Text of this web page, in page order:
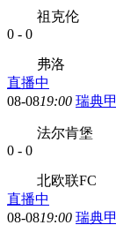
祖克伦
0 - 0
弗洛
直播中
08-0819:00 瑞典甲
法尔肯堡
0 - 0
北欧联FC
直播中
08-0819:00 瑞典甲